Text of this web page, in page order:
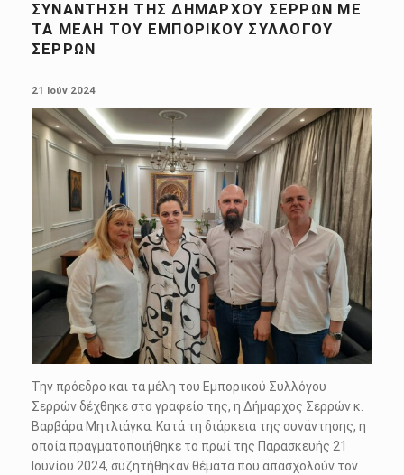
ΣΥΝΆΝΤΗΣΗ ΤΗΣ ΔΗΜΆΡΧΟΥ ΣΕΡΡΏΝ ΜΕ
ΤΑ ΜΈΛΗ ΤΟΥ ΕΜΠΟΡΙΚΟΎ ΣΥΛΛΌΓΟΥ
ΣΕΡΡΏΝ
21 Ιούν 2024
Την πρόεδρο και τα μέλη του Εμπορικού Συλλόγου
Σερρών δέχθηκε στο γραφείο της, η Δήμαρχος Σερρών κ.
Βαρβάρα Μητλιάγκα. Κατά τη διάρκεια της συνάντησης, η
οποία πραγματοποιήθηκε το πρωί της Παρασκευής 21
Ιουνίου 2024, συζητήθηκαν θέματα που απασχολούν τον